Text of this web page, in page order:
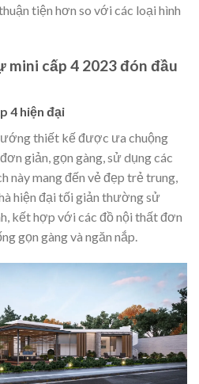
tiện hơn so với các loại hình
mini cấp 4 2023 đón đầu
4 hiện đại
thiết kế được ưa chuộng
giản, gọn gàng, sử dụng các
này mang đến vẻ đẹp trẻ trung,
hiện đại tối giản thường sử
kết hợp với các đồ nội thất đơn
gọn gàng và ngăn nắp.